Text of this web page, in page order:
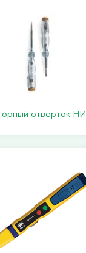
отверток